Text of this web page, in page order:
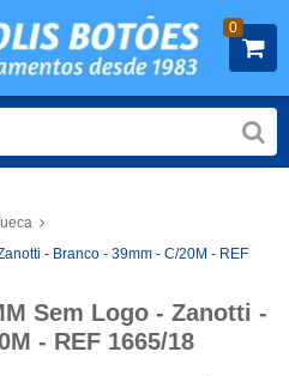
0
- Branco - 39mm - C/20M - REF
Sem Logo - Zanotti -
- REF 1665/18